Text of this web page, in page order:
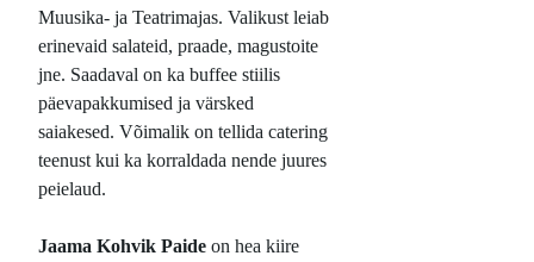
Muusika- ja Teatrimajas. Valikust leiab
erinevaid salateid, praade, magustoite
jne. Saadaval on ka buffee stiilis
päevapakkumised ja värsked
saiakesed. Võimalik on tellida catering
teenust kui ka korraldada nende juures
peielaud.
Jaama Kohvik Paide on hea kiire